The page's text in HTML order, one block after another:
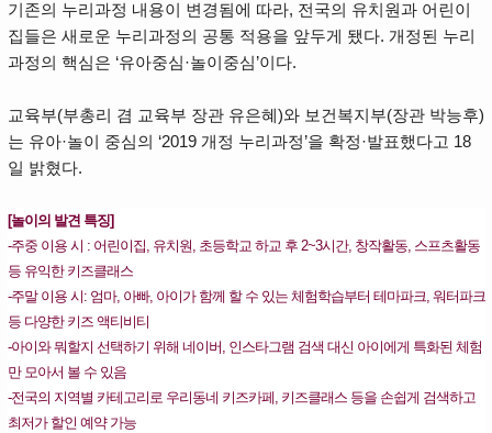
기존의 누리과정 내용이 변경됨에 따라, 전국의 유치원과 어린이
집들은 새로운 누리과정의 공통 적용을 앞두게 됐다. 개정된 누리
과정의 핵심은 ‘유아중심·놀이중심’이다.
교육부(부총리 겸 교육부 장관 유은혜)와 보건복지부(장관 박능후)
는 유아·놀이 중심의 ‘2019 개정 누리과정’을 확정·발표했다고 18
일 밝혔다.
[놀이의 발견 특징]
-주중 이용 시 : 어린이집, 유치원, 초등학교 하교 후 2~3시간, 창작활동, 스프츠활동
등 유익한 키즈클래스
-주말 이용 시: 엄마, 아빠, 아이가 함께 할 수 있는 체험학습부터 테마파크, 워터파크
등 다양한 키즈 액티비티
-아이와 뭐할지 선택하기 위해 네이버, 인스타그램 검색 대신 아이에게 특화된 체험
만 모아서 볼 수 있음
-전국의 지역별 카테고리로 우리동네 키즈카페, 키즈클래스 등을 손쉽게 검색하고
최저가 할인 예약 가능